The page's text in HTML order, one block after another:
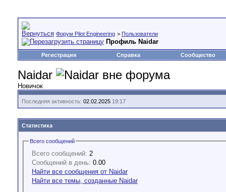
Форум Pilot Engineering > Пользователи
Профиль Naidar
Регистрация Справка Сообщество
Naidar
Новичок
Последняя активность: 02.02.2025 19:17
Статистика
Всего сообщений
Всего сообщений: 2
Сообщений в день: 0.00
Найти все сообщения от Naidar
Найти все темы, созданные Naidar